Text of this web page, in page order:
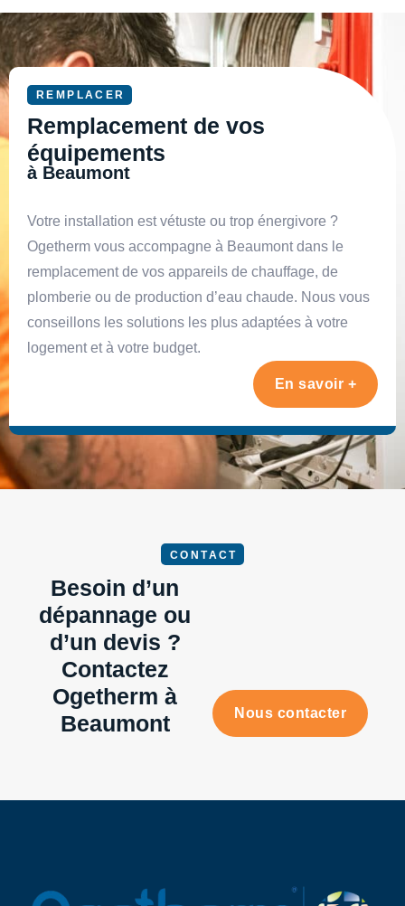
REMPLACER
Remplacement de vos
équipements
à Beaumont
Votre installation est vétuste ou trop énergivore ?
Ogetherm vous accompagne à Beaumont dans le
remplacement de vos appareils de chauffage, de
plomberie ou de production d’eau chaude. Nous vous
conseillons les solutions les plus adaptées à votre
logement et à votre budget.
En savoir +
CONTACT
Besoin d’un
dépannage ou
d’un devis ?
Contactez
Ogetherm à
Beaumont
Nous contacter